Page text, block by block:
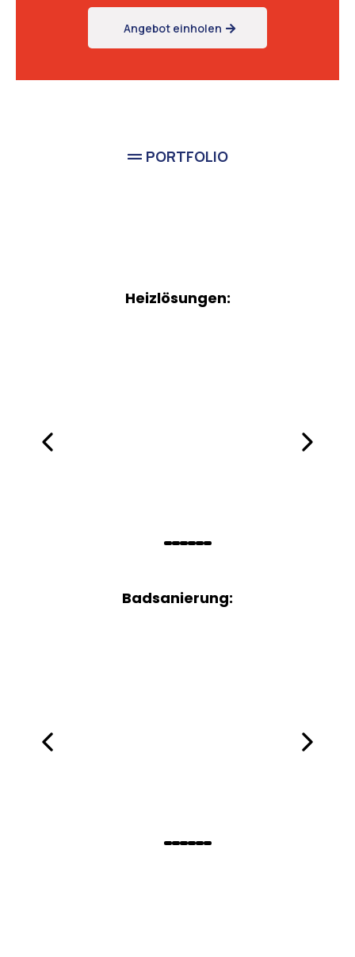
Angebot einholen
PORTFOLIO
Heizlösungen:
Badsanierung: